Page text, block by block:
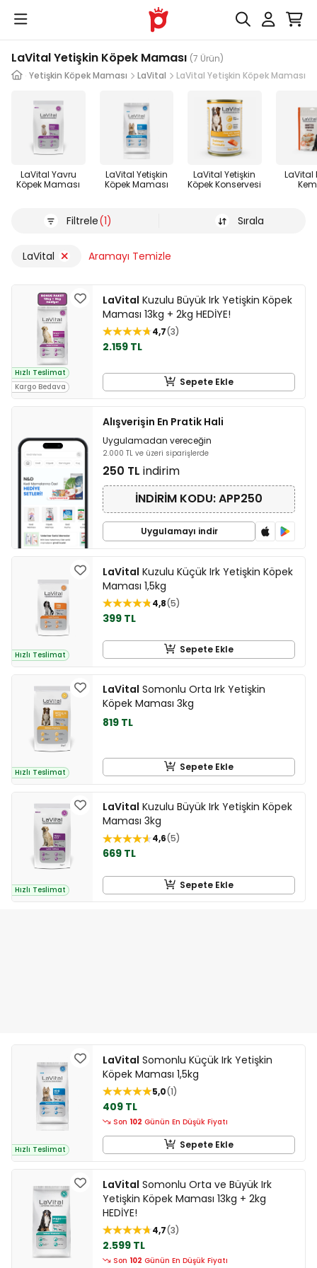
LaVital Yetişkin Köpek Maması (7 Ürün)
Yetişkin Köpek Maması LaVital LaVital Yetişkin Köpek Maması
LaVital Yavru
Köpek Maması
LaVital Yetişkin
Köpek Maması
LaVital Yetişkin
Köpek Konservesi
LaVital
Filtrele(1) Sırala
LaVital Aramayı Temizle
Hızlı Teslimat
Kargo Bedava
LaVital Kuzulu Büyük Irk Yetişkin Köpek
Maması 13kg + 2kg HEDİYE!
4,7 3
2.159 TL
Sepete Ekle
Alışverişin En Pratik Hali
Uygulamadan vereceğin
2.000 TL ve üzeri siparişlerde
250 TL indirim
İNDİRİM KODU: APP250
Uygulamayı indir
Hızlı Teslimat
LaVital Kuzulu Küçük Irk Yetişkin Köpek
Maması 1,5kg
4,8 5
399 TL
Sepete Ekle
Hızlı Teslimat
LaVital Somonlu Orta Irk Yetişkin
Köpek Maması 3kg
819 TL
Sepete Ekle
Hızlı Teslimat
LaVital Kuzulu Büyük Irk Yetişkin Köpek
Maması 3kg
4,6 5
669 TL
Sepete Ekle
Hızlı Teslimat
LaVital Somonlu Küçük Irk Yetişkin
Köpek Maması 1,5kg
5,0 1
409 TL
Son 102 Günün En Düşük Fiyatı
Sepete Ekle
LaVital Somonlu Orta ve Büyük Irk
Yetişkin Köpek Maması 13kg + 2kg
HEDİYE!
4,7 3
2.599 TL
Son 102 Günün En Düşük Fiyatı